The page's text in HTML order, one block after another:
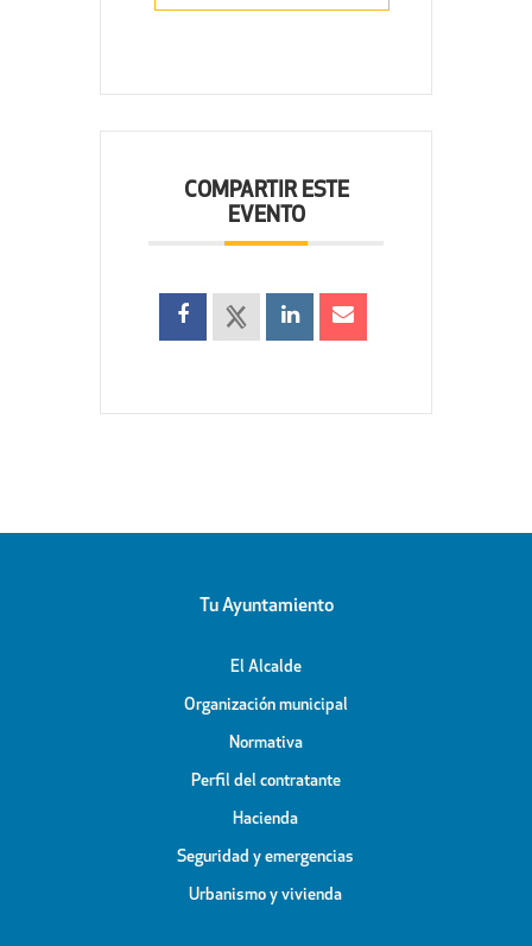
COMPARTIR ESTE
EVENTO
Tu Ayuntamiento
El Alcalde
Organización municipal
Normativa
Perfil del contratante
Hacienda
Seguridad y emergencias
Urbanismo y vivienda